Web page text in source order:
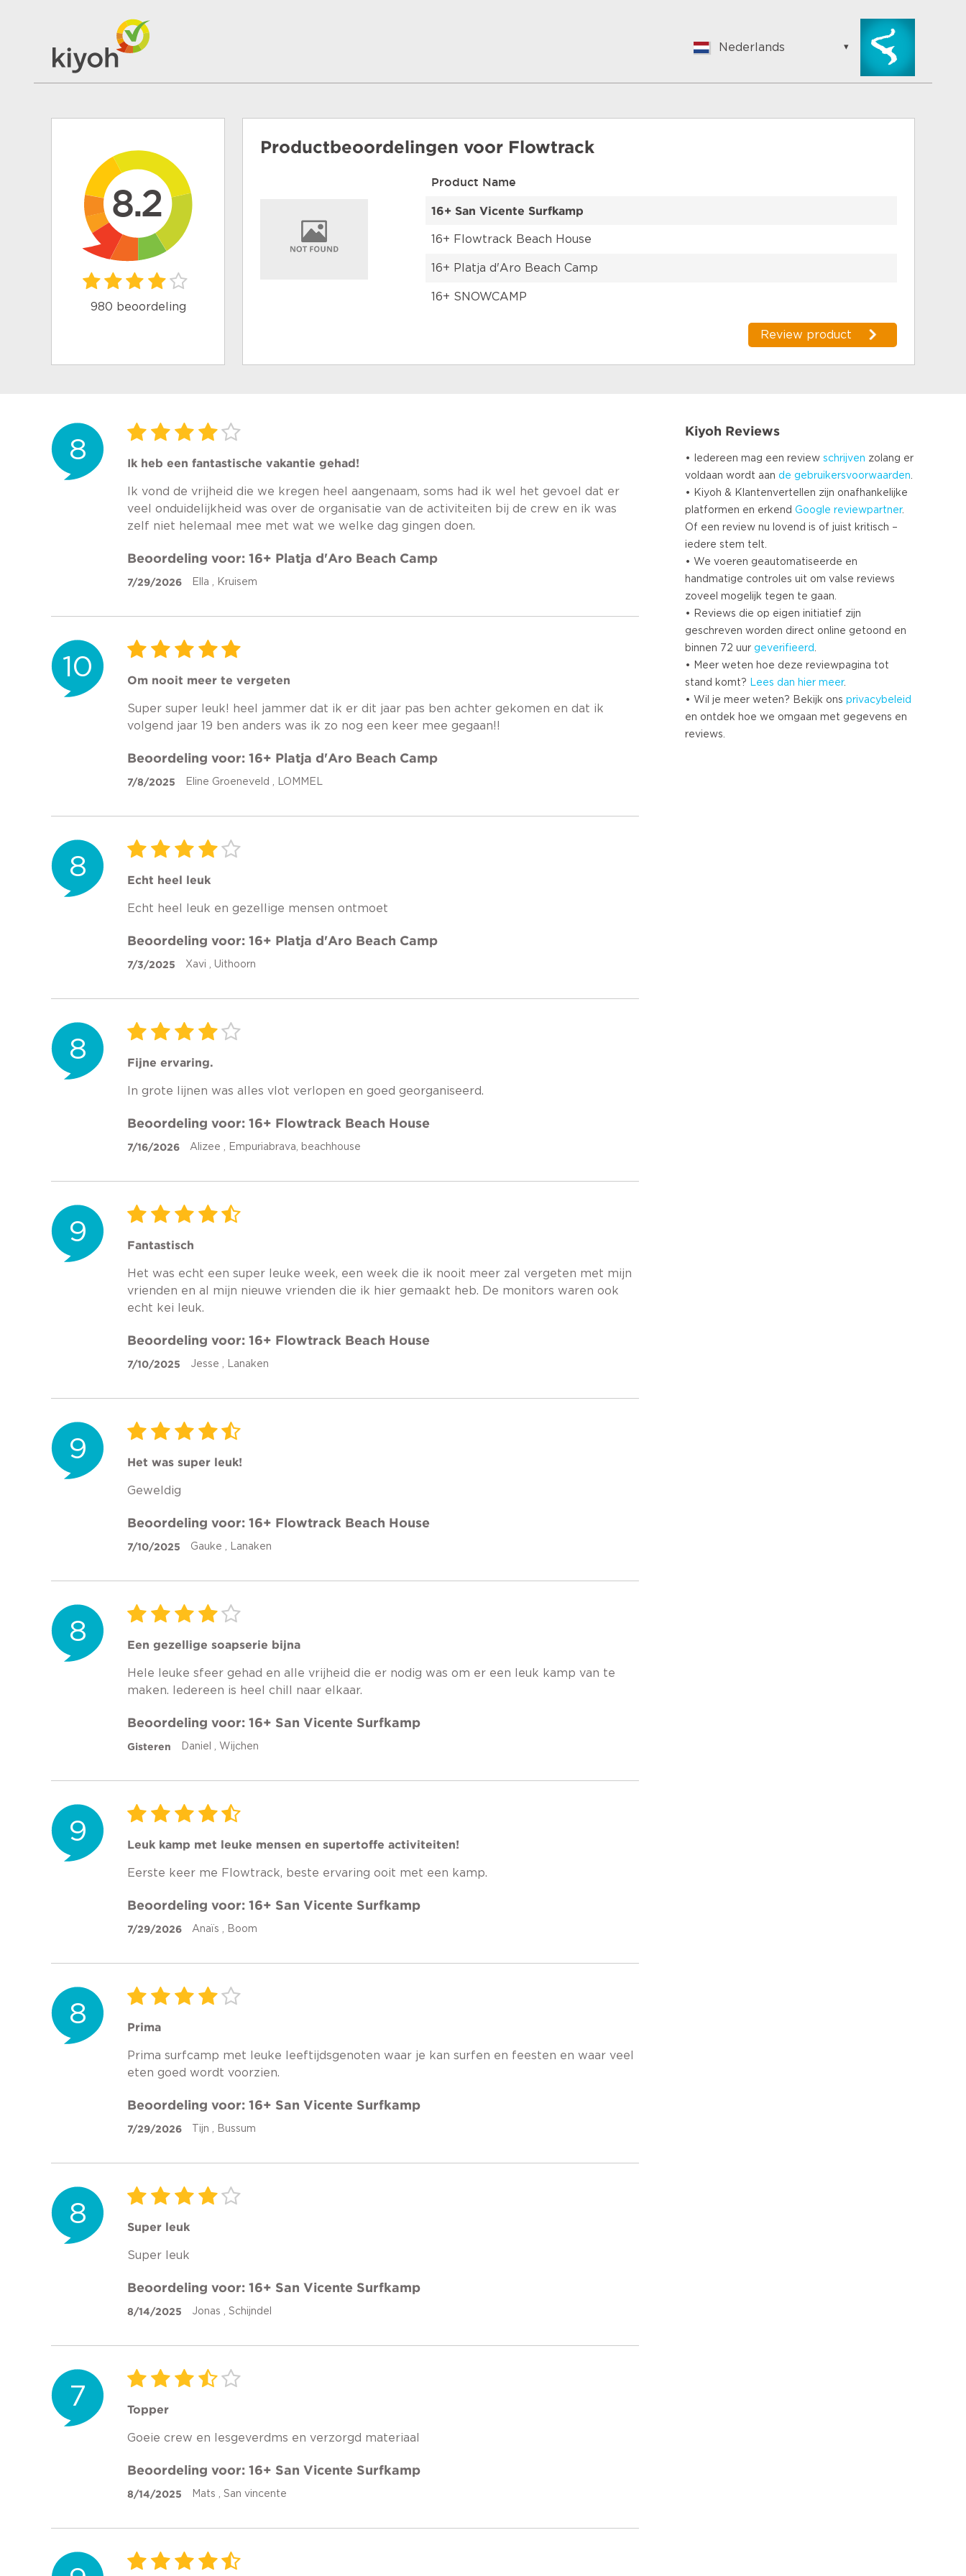
Nederlands
Nederlands
Polish
Chinese
Czech
Estonian
Lithuanian
Latvian
Slovak
8.2
980 beoordeling
Productbeoordelingen voor Flowtrack
Product Name
16+ San Vicente Surfkamp
16+ Flowtrack Beach House
16+ Platja d'Aro Beach Camp
16+ SNOWCAMP
Review product
8 Ik heb een fantastische vakantie gehad!
Ik vond de vrijheid die we kregen heel aangenaam, soms had ik wel het gevoel dat er
veel onduidelijkheid was over de organisatie van de activiteiten bij de crew en ik was
zelf niet helemaal mee met wat we welke dag gingen doen.
Beoordeling voor: 16+ Platja d'Aro Beach Camp
7/29/2026 Ella , Kruisem
10 Om nooit meer te vergeten
Super super leuk! heel jammer dat ik er dit jaar pas ben achter gekomen en dat ik
volgend jaar 19 ben anders was ik zo nog een keer mee gegaan!!
Beoordeling voor: 16+ Platja d'Aro Beach Camp
7/8/2025 Eline Groeneveld , LOMMEL
8 Echt heel leuk
Echt heel leuk en gezellige mensen ontmoet
Beoordeling voor: 16+ Platja d'Aro Beach Camp
7/3/2025 Xavi , Uithoorn
8 Fijne ervaring.
In grote lijnen was alles vlot verlopen en goed georganiseerd.
Beoordeling voor: 16+ Flowtrack Beach House
7/16/2026 Alizee , Empuriabrava, beachhouse
9 Fantastisch
Het was echt een super leuke week, een week die ik nooit meer zal vergeten met mijn
vrienden en al mijn nieuwe vrienden die ik hier gemaakt heb. De monitors waren ook
echt kei leuk.
Beoordeling voor: 16+ Flowtrack Beach House
7/10/2025 Jesse , Lanaken
9 Het was super leuk!
Geweldig
Beoordeling voor: 16+ Flowtrack Beach House
7/10/2025 Gauke , Lanaken
8 Een gezellige soapserie bijna
Hele leuke sfeer gehad en alle vrijheid die er nodig was om er een leuk kamp van te
maken. Iedereen is heel chill naar elkaar.
Beoordeling voor: 16+ San Vicente Surfkamp
Gisteren Daniel , Wijchen
9 Leuk kamp met leuke mensen en supertoffe activiteiten!
Eerste keer me Flowtrack, beste ervaring ooit met een kamp.
Beoordeling voor: 16+ San Vicente Surfkamp
7/29/2026 Anaïs , Boom
8 Prima
Prima surfcamp met leuke leeftijdsgenoten waar je kan surfen en feesten en waar veel
eten goed wordt voorzien.
Beoordeling voor: 16+ San Vicente Surfkamp
7/29/2026 Tijn , Bussum
8 Super leuk
Beoordeling voor: 16+ San Vicente Surfkamp
8/14/2025 Jonas , Schijndel
7 Topper
Goeie crew en lesgeverdms en verzorgd materiaal
Beoordeling voor: 16+ San Vicente Surfkamp
8/14/2025 Mats , San vincente
Kiyoh Reviews
• Iedereen mag een review schrijven zolang er
voldaan wordt aan de gebruikersvoorwaarden.
• Kiyoh & Klantenvertellen zijn onafhankelijke
platformen en erkend Google reviewpartner.
Of een review nu lovend is of juist kritisch –
iedere stem telt.
• We voeren geautomatiseerde en
handmatige controles uit om valse reviews
zoveel mogelijk tegen te gaan.
• Reviews die op eigen initiatief zijn
geschreven worden direct online getoond en
binnen 72 uur geverifieerd.
• Meer weten hoe deze reviewpagina tot
stand komt? Lees dan hier meer.
• Wil je meer weten? Bekijk ons privacybeleid
en ontdek hoe we omgaan met gegevens en
reviews.